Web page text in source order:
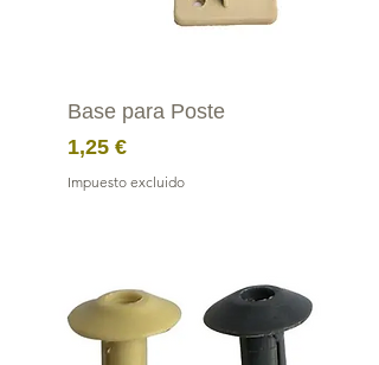
Base para Poste
Precio
1,25 €
Impuesto excluido